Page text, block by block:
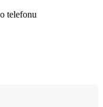
telefonu